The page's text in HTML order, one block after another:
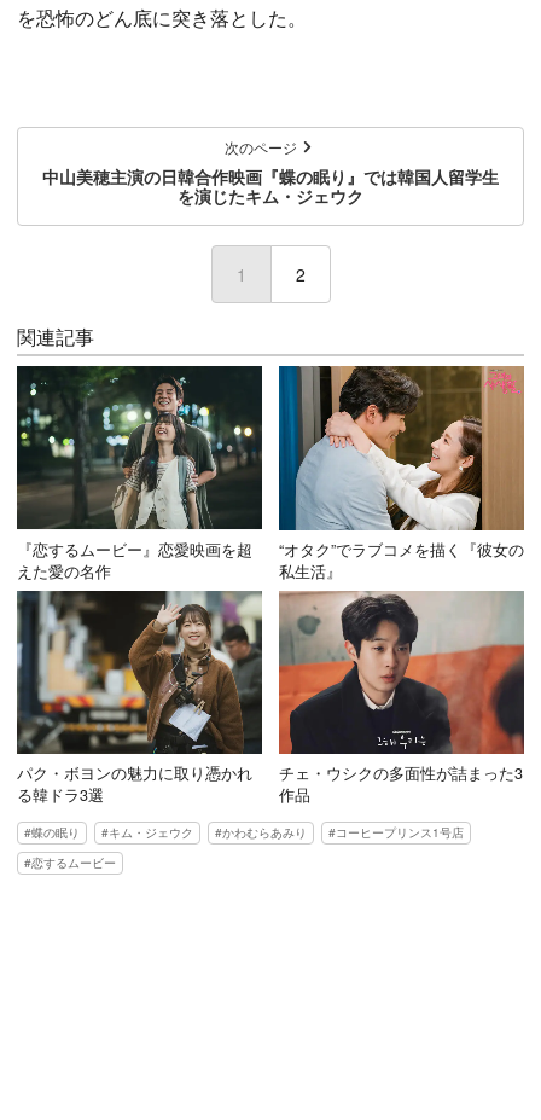
を恐怖のどん底に突き落とした。
次のページ
中山美穂主演の日韓合作映画『蝶の眠り』では韓国人留学生
を演じたキム・ジェウク
1 (current)
2
関連記事
『恋するムービー』恋愛映画を超
えた愛の名作
“オタク”でラブコメを描く『彼女の
私生活』
パク・ボヨンの魅力に取り憑かれ
る韓ドラ3選
チェ・ウシクの多面性が詰まった3
作品
蝶の眠り キム・ジェウク かわむらあみり
コーヒープリンス1号店
恋するムービー